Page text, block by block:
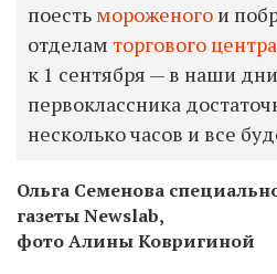
поестьмороженого и
отделам торгового центра
к 1 сентября — в наши
первоклассника
несколько часов и все
Ольга Семенова
газеты Newslab,
фото Алины Ковригиной